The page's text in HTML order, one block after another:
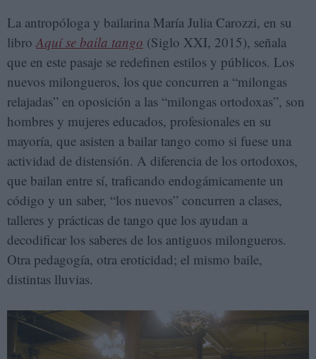
La antropóloga y bailarina María Julia Carozzi, en su
libroAquí se baila tango (Siglo XXI, 2015), señala
que en este pasaje se redefinen estilos y públicos. Los
nuevos milongueros, los que concurren a “milongas
relajadas” en oposición a las “milongas ortodoxas”, son
hombres y mujeres educados, profesionales en su
mayoría, que asisten a bailar tango como si fuese una
actividad de distensión. A diferencia de los ortodoxos,
que bailan entre sí, traficando endogámicamente un
código y un saber, “los nuevos” concurren a clases,
talleres y prácticas de tango que los ayudan a
decodificar los saberes de los antiguos milongueros.
Otra pedagogía, otra eroticidad; el mismo baile,
distintas lluvias.